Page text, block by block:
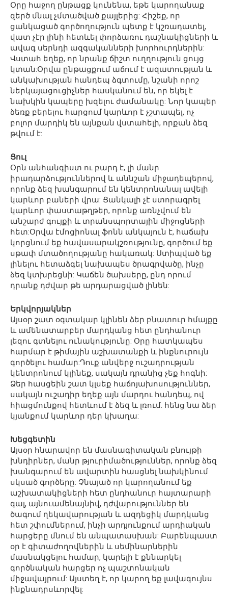
Օրը հաջող ընթացք կունենա, եթե կարողանաք
զերծ մնալ չմտածված քայլերից: Հիշեք, որ
ցանկացած գործողություն պետք է կշռադատել,
վատ չէր լինի հետևել փորձառու դաշնակիցների և
ավագ սերնդի ազգականների խորհուրդներին:
Վստահ եղեք, որ նրանք ճիշտ ուղղություն ցույց
կտան:Օրվա ընթացքում աճում է ազատության և
անկախության հանդեպ ձգտումը, նշանի որոշ
ներկայացուցիչներ հասկանում են, որ եկել է
նախկին կապերը խզելու ժամանակը: Նոր կապեր
ձեռք բերելու հարցում կարևոր է չշտապել, ոչ
բոլոր մարդիկ են այնքան վստահելի, որքան ձեզ
թվում է:
Ցուլ
Օրն անհանգիստ ու բարդ է, լի մանր
իրադարձություններով և աննշան միջադեպերով,
որոնք ձեզ խանգարում են կենտրոնանալ ավելի
կարևոր բաների վրա: Ցանկալի չէ ստորագրել
կարևոր փաստաթղթեր, որոնք առնչվում են
անշարժ գույքի և տրանսպորտային միջոցների
հետ:Օրվա էմոցիոնալ ֆոնն անկայուն է, հաճախ
կորցնում եք հավասարակշռությունը, գործում եք
սթափ մտածողությանը հակառակ: Ստիպված եք
լինելու հետաձգել նախապես ծրագրվածը, ինչը
ձեզ կտխրեցնի: Կաճեն ծախսերը, ընդ որում
դրանք դժվար թե արդարացված լինեն:
Երկվորյակներ
Այսօր շատ օգտակար կլինեն ձեր բնատուր հմայքը
և ամենատարբեր մարդկանց հետ ընդհանուր
լեզու գտնելու ունակությունը: Օրը հատկապես
հարմար է թիմային աշխատանքի և ինքնուրույն
գործելու համար:Դուք անվերջ ուշադրության
կենտրոնում կլինեք, սակայն դրանից չեք հոգնի:
Ձեր հասցեին շատ կլսեք հաճոյախոսություններ,
սակայն ուշադիր եղեք այն մարդու հանդեպ, ով
հիացմունքով հետևում է ձեզ և լռում. հենց նա ձեր
կյանքում կարևոր դեր կխաղա:
Խեցգետին
Այսօր հնարավոր են մասնագիտական բնույթի
խնդիրներ, մանր թյուրիմածություններ, որոնք ձեզ
խանգարում են ավարտին հասցնել նախկինում
սկսած գործերը: Չնայած որ կարողանում եք
աշխատակիցների հետ ընդհանուր հայտարարի
գալ, այնուամենայնիվ, դժվարություններ են
ծագում ղեկավարության և ազդեցիկ մարդկանց
հետ շփումներում, ինչի արդյունքում արդիական
հարցերը մնում են անպատասխան: Բարենպաստ
օր է գիտաժողովներին և սեմինարներին
մասնակցելու համար, կարելի է քննարկել
գործնական հարցեր ոչ պաշտոնական
միջավայրում: Այստեղ է, որ կարող եք լավագույնս
ինքնադրսևորվել: